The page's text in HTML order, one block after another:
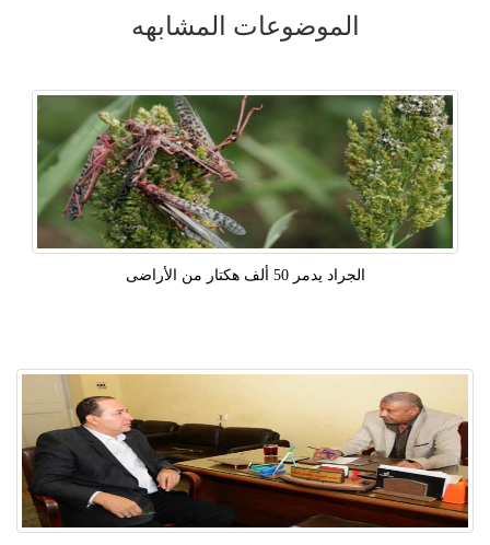
الموضوعات المشابهه
الجراد يدمر 50 ألف هكتار من الأراضى